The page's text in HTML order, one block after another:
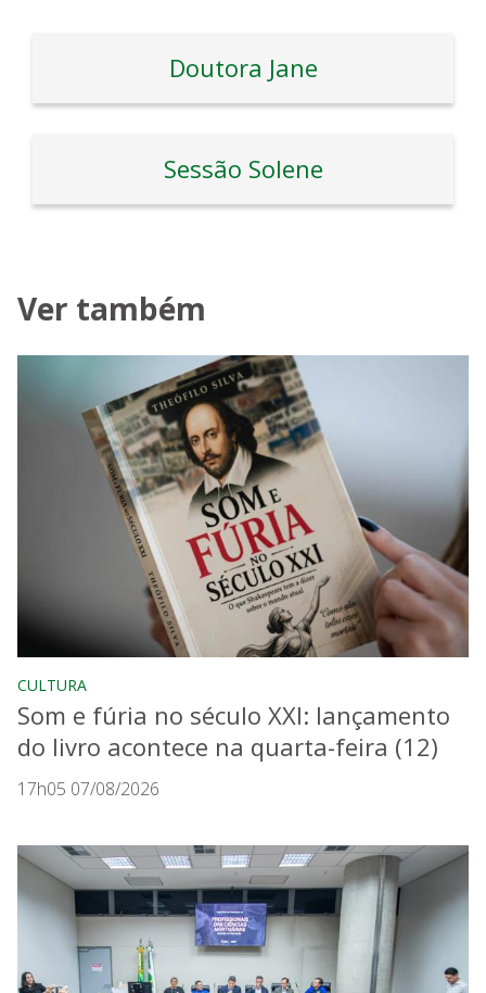
Doutora Jane
Sessão Solene
Ver também
CULTURA
Som e fúria no século XXI: lançamento
do livro acontece na quarta-feira (12)
17h05 07/08/2026